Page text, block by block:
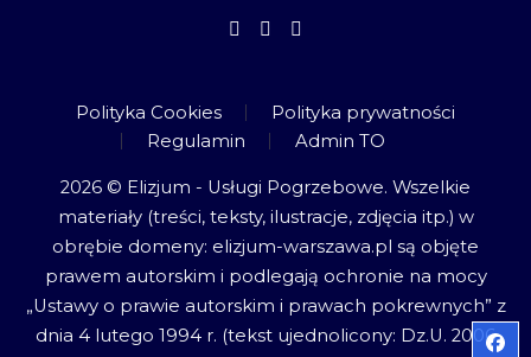
Polityka Cookies
Polityka prywatności
Regulamin
Admin TO
2026 © Elizjum - Usługi Pogrzebowe. Wszelkie
materiały (treści, teksty, ilustracje, zdjęcia itp.) w
obrębie domeny: elizjum-warszawa.pl są objęte
prawem autorskim i podlegają ochronie na mocy
„Ustawy o prawie autorskim i prawach pokrewnych” z
dnia 4 lutego 1994 r. (tekst ujednolicony: Dz.U. 2006